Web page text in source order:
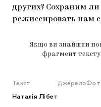
других? Сохраним
режиссировать нам
Якщо ви знайшли
фрагмент
Текст
Наталія Лібет
Джерело